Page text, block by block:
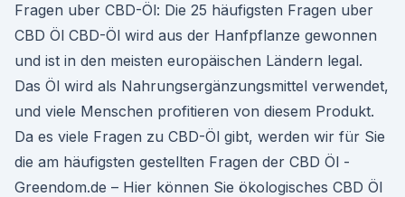
Fragen uber CBD-Öl: Die 25 häufigsten Fragen uber
CBD Öl CBD-Öl wird aus der Hanfpflanze gewonnen
und ist in den meisten europäischen Ländern legal.
Das Öl wird als Nahrungsergänzungsmittel verwendet,
und viele Menschen profitieren von diesem Produkt.
Da es viele Fragen zu CBD-Öl gibt, werden wir für Sie
die am häufigsten gestellten Fragen der CBD Öl -
Greendom.de – Hier können Sie ökologisches CBD Öl